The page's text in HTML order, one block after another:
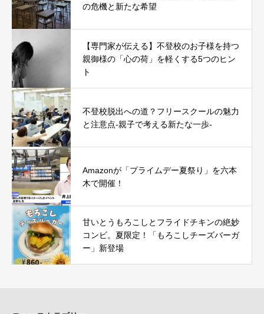
の危機と新たな希望
【専門家が伝える】不登校のお子様を持つ
親御様の「心の荷」を軽くする5つのヒン
ト
不登校脱出への道？フリースクールの魅力
と注意点-親子で考える新たな一歩-
Amazonが「プライムデー夏祭り」を六本
木で開催！
甘いとうもろこしとフライドチキンの絶妙
コンビ。夏限定！「もろこしチーズバーガ
ー」新登場